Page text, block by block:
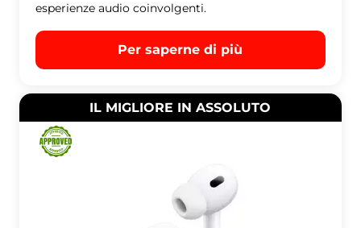
esperienze audio coinvolgenti.
Per saperne di più
IL MIGLIORE IN ASSOLUTO